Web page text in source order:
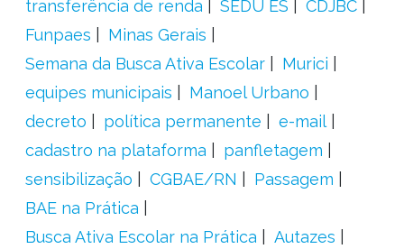
transferência de renda
SEDU ES
CDJBC
Funpaes
Minas Gerais
Semana da Busca Ativa Escolar
Murici
equipes municipais
Manoel Urbano
decreto
política permanente
e-mail
cadastro na plataforma
panfletagem
sensibilização
CGBAE/RN
Passagem
BAE na Prática
Busca Ativa Escolar na Prática
Autazes